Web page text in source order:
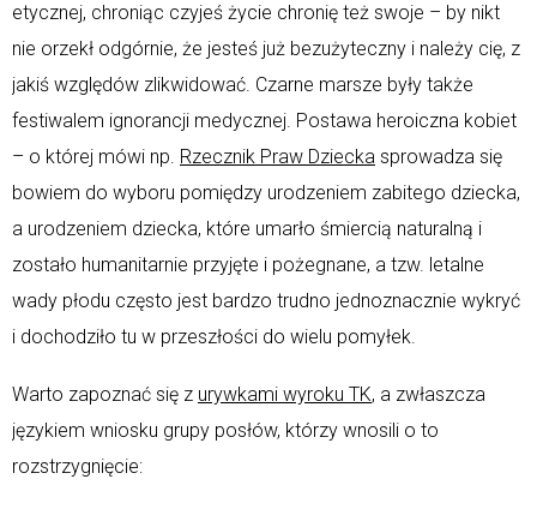
etycznej, chroniąc czyjeś życie chronię też swoje – by nikt
nie orzekł odgórnie, że jesteś już bezużyteczny i należy cię, z
jakiś względów zlikwidować. Czarne marsze były także
festiwalem ignorancji medycznej. Postawa heroiczna kobiet
– o której mówi np. Rzecznik Praw Dziecka sprowadza się
bowiem do wyboru pomiędzy urodzeniem zabitego dziecka,
a urodzeniem dziecka, które umarło śmiercią naturalną i
zostało humanitarnie przyjęte i pożegnane, a tzw. letalne
wady płodu często jest bardzo trudno jednoznacznie wykryć
i dochodziło tu w przeszłości do wielu pomyłek.
Warto zapoznać się z urywkami wyroku TK, a zwłaszcza
językiem wniosku grupy posłów, którzy wnosili o to
rozstrzygnięcie: